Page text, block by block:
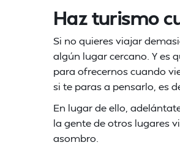
Haz turismo
Si no quieres viajar
algún lugar cercano. Y es
para ofrecernos cuando
si te paras a pensarlo, es
En lugar de ello,
la gente de otros lugares
asombro.